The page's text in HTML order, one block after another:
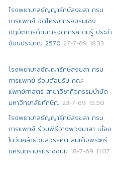
โรงพยาบาลธัญญารักษ์สงขลา กรม
การแพทย์ จัดโครงการอบรมเชิง
ปฏิบัติการด้านการจัดการความรู้ ประจำ
ปีงบประมาณ 2570 27-7-69 18.33
โรงพยาบาลธัญญารักษ์สงขลา กรม
การแพทย์ ร่วมต้อนรับ คณะ
แพทย์ศาสตร์ สาขาวิชากิจกรรมบำบัด
มหาวิทยาลัยทักษิณ 23-7-69 15.50
โรงพยาบาลธัญญารักษ์สงขลา กรม
การแพทย์ ร่วมพิธีวางพวงมาลา เนื่อง
ในวันคล้ายวันสวรรคต สมเด็จพระศรี
นครินทราบรมราชชนนี 18-7-69 11.07